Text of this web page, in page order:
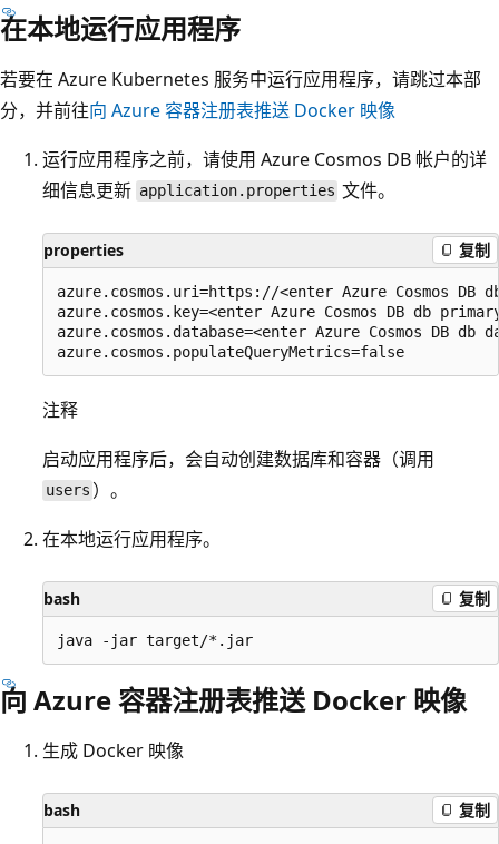
在本地运行应用程序
若要在 Azure Kubernetes 服务中运行应用程序，请跳过本部
分，并前往向 Azure 容器注册表推送 Docker 映像
运行应用程序之前，请使用 Azure Cosmos DB 帐户的详
细信息更新 application.properties 文件。
properties 复制
azure.cosmos.uri=https://<enter Azure Cosmos DB
azure.cosmos.key=<enter Azure Cosmos DB db
azure.cosmos.database=<enter Azure Cosmos DB db
注释
启动应用程序后，会自动创建数据库和容器（调用
users ）。
在本地运行应用程序。
bash 复制
向 Azure 容器注册表推送 Docker 映像
生成 Docker 映像
bash 复制